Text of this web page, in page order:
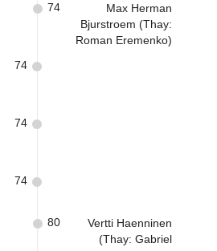
Max Herman
Bjurstroem (Thay:
Roman Eremenko)
74
74
74
74
Vertti Haenninen
(Thay: Gabriel
80